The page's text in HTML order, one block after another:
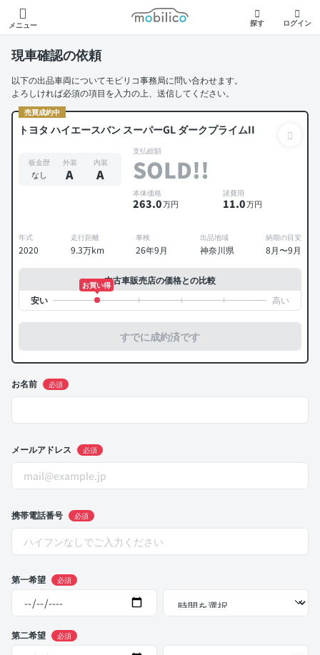
メニュー
モビリコ
探す ログイン
現車確認の依頼
以下の出品車両についてモビリコ事務局に問い合わせます。
よろしければ必須の項目を入力の上、送信してください。
売買成約中
トヨタ ハイエースバン スーパーGL ダークプライムII
板金歴
なし
外装
A
内装
A
支払総額
SOLD!!
本体価格
263.0万円
諸費用
11.0万円
年式
2020
走行距離
9.3万km
車検
26年9月
出品地域
神奈川県
納期の目安
8月〜9月
中古車販売店の価格との比較
お買い得
すでに成約済です
お名前 必須
メールアドレス 必須
携帯電話番号 必須
第一希望 必須
第二希望 必須